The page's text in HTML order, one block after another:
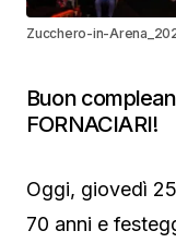
Zucchero-in-
Buon
FORNACIARI!
Oggi, giovedì
70 anni e